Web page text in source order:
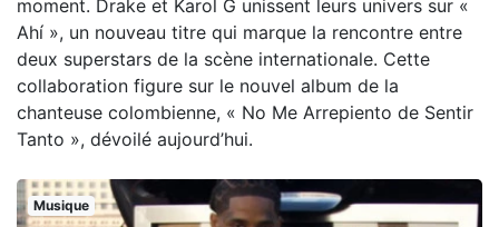
moment. Drake et Karol G unissent leurs univers sur «
Ahí », un nouveau titre qui marque la rencontre entre
deux superstars de la scène internationale. Cette
collaboration figure sur le nouvel album de la
chanteuse colombienne, « No Me Arrepiento de Sentir
Tanto », dévoilé aujourd’hui.
Musique